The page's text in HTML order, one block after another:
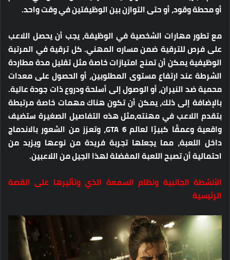
أو محطة وقود، أو حتى التوازن بين الوظيفتين في وقت واحد.
مع تطور مهارات الشخصية في الوظيفة، يجب أن يحصل اللاعب
على فرص للترقية ضمن مساره المهني. كل ترقية في المرتبة
الوظيفية يمكن أن تمنح امتيازات خاصة مثل تقليل مدة مطاردة
الشرطة عند ارتفاع مستوى المطلوبين، أو الحصول على معدات
محمية ضد النيران، أو الوصول إلى أسلحة ودروع ذات جودة عالية.
بالإضافة إلى ذلك، يمكن أن تكون هناك مهمات خاصة مرتبطة
بتقدم اللاعب في مهنته،مثل هذه التفاصيل الصغيرة ستضيف
واقعية وعمقًا كبيرًا لعالم GTA 6، وتعزز من الشعور بالاندماج
داخل اللعبة، مما يجعلها تجربة فريدة من نوعها ويزيد من
احتمالية أن تصبح اللعبة المفضلة لهذا الجيل من اللاعبين.
الأنشطة الجانبية ونظام السمعة الذي وتأثيرها على القصة
الرئيسية